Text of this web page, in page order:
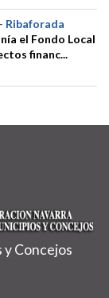
Ribaforada
el Fondo Local
financ...
Concejos